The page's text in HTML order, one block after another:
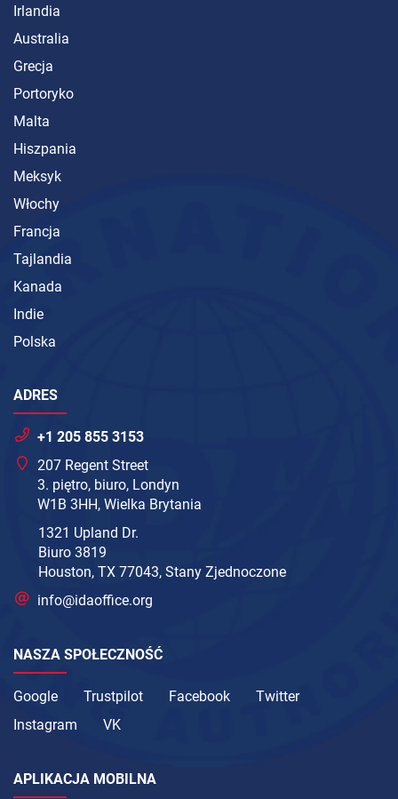
Irlandia
Australia
Grecja
Portoryko
Malta
Hiszpania
Meksyk
Włochy
Francja
Tajlandia
Kanada
Indie
Polska
ADRES
+1 205 855 3153
207 Regent Street
3. piętro, biuro, Londyn
W1B 3HH, Wielka Brytania
1321 Upland Dr.
Biuro 3819
Houston, TX 77043, Stany Zjednoczone
info@idaoffice.org
NASZA SPOŁECZNOŚĆ
Google Trustpilot Facebook
Twitter
Instagram
VK
APLIKACJA MOBILNA